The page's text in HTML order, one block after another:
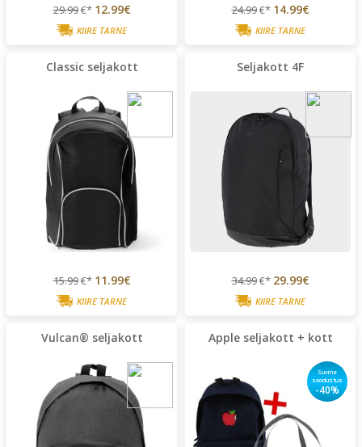
29.99€* 12.99€
KIIRE TARNE
24.99€* 14.99€
KIIRE TARNE
Classic seljakott
15.99€* 11.99€
KIIRE TARNE
Seljakott 4F
34.99€* 29.99€
KIIRE TARNE
Vulcan® seljakott Apple seljakott + kott
Suvine
soodustus
-40%